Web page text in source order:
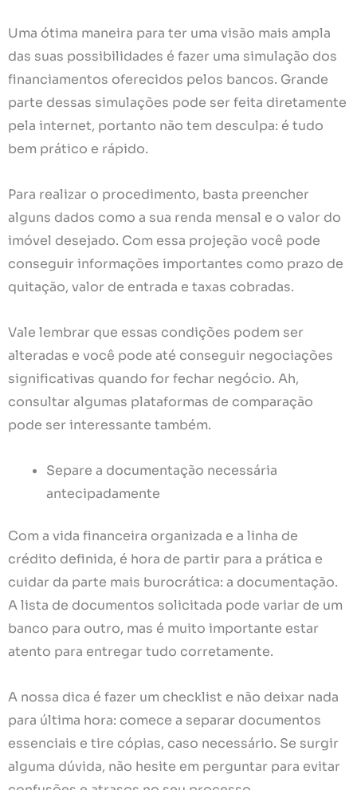
Uma ótima maneira para ter uma visão mais ampla
das suas possibilidades é fazer uma simulação dos
financiamentos oferecidos pelos bancos. Grande
parte dessas simulações pode ser feita diretamente
pela internet, portanto não tem desculpa: é tudo
bem prático e rápido.
Para realizar o procedimento, basta preencher
alguns dados como a sua renda mensal e o valor do
imóvel desejado. Com essa projeção você pode
conseguir informações importantes como prazo de
quitação, valor de entrada e taxas cobradas.
Vale lembrar que essas condições podem ser
alteradas e você pode até conseguir negociações
significativas quando for fechar negócio. Ah,
consultar algumas plataformas de comparação
pode ser interessante também.
Separe a documentação necessária
antecipadamente
Com a vida financeira organizada e a linha de
crédito definida, é hora de partir para a prática e
cuidar da parte mais burocrática: a documentação.
A lista de documentos solicitada pode variar de um
banco para outro, mas é muito importante estar
atento para entregar tudo corretamente.
A nossa dica é fazer um checklist e não deixar nada
para última hora: comece a separar documentos
essenciais e tire cópias, caso necessário. Se surgir
alguma dúvida, não hesite em perguntar para evitar